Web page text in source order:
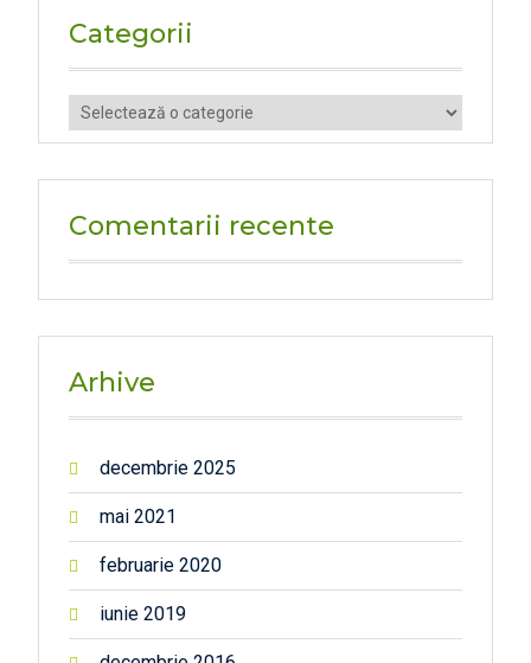
Categorii
Categorii
Comentarii recente
Arhive
decembrie 2025
mai 2021
februarie 2020
iunie 2019